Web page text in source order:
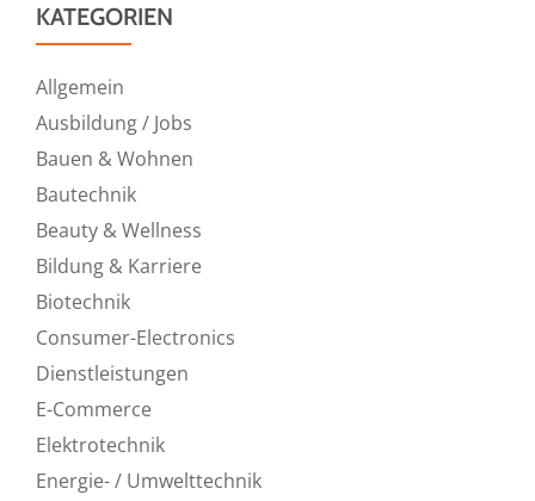
KATEGORIEN
Allgemein
Ausbildung / Jobs
Bauen & Wohnen
Bautechnik
Beauty & Wellness
Bildung & Karriere
Biotechnik
Consumer-Electronics
Dienstleistungen
E-Commerce
Elektrotechnik
Energie- / Umwelttechnik